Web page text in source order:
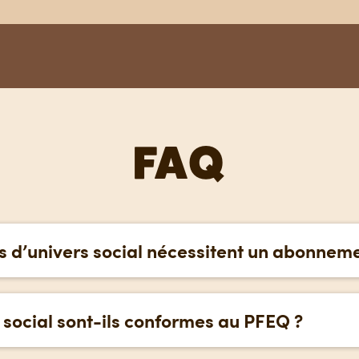
FAQ
d’univers social nécessitent un
sont-ils conformes au PFEQ ?